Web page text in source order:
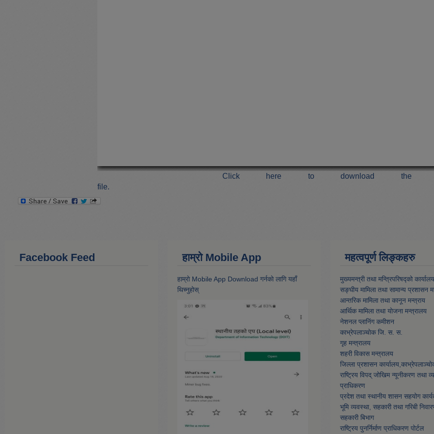
Click here to download the
file.
Facebook Feed हाम्राे Mobile App
हाम्राे Mobile App Download गर्नकाे लागि यहाँ
थिच्नुहोस्‌
महत्वपूर्ण लिङ्कहरु
मुख्यमन्त्री तथा मन्त्रिपरिषद्को
सङ्घीय मामिला तथा सामान्य प्रशासन
आन्तरिक मामिला तथा कानून मन्त्राय
आर्थिक मामिला तथा याेजना मन्त्रालय
नेशनल प्लानिंग कमीशन
काभ्रेपलाञ्चाेक जि. स. स.
गृह मन्त्रालय
शहरी विकास मन्त्रालय
जिल्ला प्रशासन
राष्ट्रिय विपद् जोखिम न्यूनीकरण तथा
प्राधिकरण
प्रदेश तथा स्थानीय शासन सहयोग
भूमि व्यवस्था, सहकारी तथा गरिबी
सहकारी बिभाग
राष्ट्रिय पुनर्निर्माण प्राधिकरण पोर्टल